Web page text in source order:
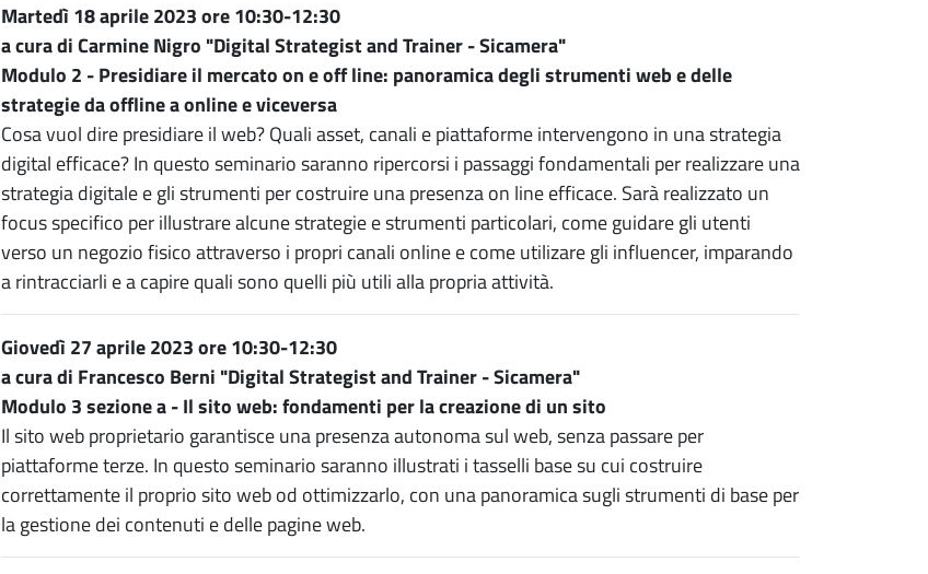
Martedì 18 aprile 2023 ore 10:30-12:30
a cura di Carmine Nigro "Digital Strategist and Trainer - Sicamera"
Modulo 2 - Presidiare il mercato on e off line: panoramica degli strumenti web e delle
strategie da offline a online e viceversa
Cosa vuol dire presidiare il web? Quali asset, canali e piattaforme intervengono in una strategia
digital efficace? In questo seminario saranno ripercorsi i passaggi fondamentali per realizzare una
strategia digitale e gli strumenti per costruire una presenza on line efficace. Sarà realizzato un
focus specifico per illustrare alcune strategie e strumenti particolari, come guidare gli utenti
verso un negozio fisico attraverso i propri canali online e come utilizare gli influencer, imparando
a rintracciarli e a capire quali sono quelli più utili alla propria attività.
Giovedì 27 aprile 2023 ore 10:30-12:30
a cura di Francesco Berni "Digital Strategist and Trainer - Sicamera"
Modulo 3 sezione a - Il sito web: fondamenti per la creazione di un sito
Il sito web proprietario garantisce una presenza autonoma sul web, senza passare per
piattaforme terze. In questo seminario saranno illustrati i tasselli base su cui costruire
correttamente il proprio sito web od ottimizzarlo, con una panoramica sugli strumenti di base per
la gestione dei contenuti e delle pagine web.